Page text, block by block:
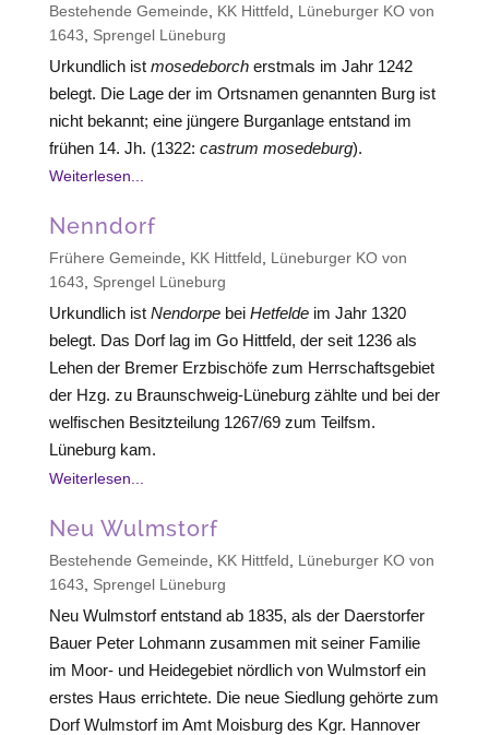
Bestehende Gemeinde KK Hittfeld
Lüneburger KO von
1643
Sprengel Lüneburg
Urkundlich ist mosedeborch erstmals im Jahr 1242
belegt. Die Lage der im Ortsnamen genannten Burg ist
nicht bekannt; eine jüngere Burganlage entstand im
frühen 14. Jh. (1322: castrum mosedeburg).
Weiterlesen...
Nenndorf
Frühere Gemeinde KK Hittfeld
Lüneburger KO von
1643
Sprengel Lüneburg
Urkundlich ist Nendorpebei Hetfeldeim Jahr 1320
belegt. Das Dorf lag im Go Hittfeld, der seit 1236 als
Lehen der Bremer Erzbischöfe zum Herrschaftsgebiet
der Hzg. zu Braunschweig-Lüneburg zählte und bei der
welfischen Besitzteilung 1267/69 zum Teilfsm.
Lüneburg kam.
Weiterlesen...
Neu Wulmstorf
Bestehende Gemeinde KK Hittfeld
Lüneburger KO von
1643
Sprengel Lüneburg
Neu Wulmstorf entstand ab 1835, als der Daerstorfer
Bauer Peter Lohmann zusammen mit seiner Familie
im Moor- und Heidegebiet nördlich von Wulmstorf ein
erstes Haus errichtete. Die neue Siedlung gehörte zum
Dorf Wulmstorf im Amt Moisburg des Kgr. Hannover